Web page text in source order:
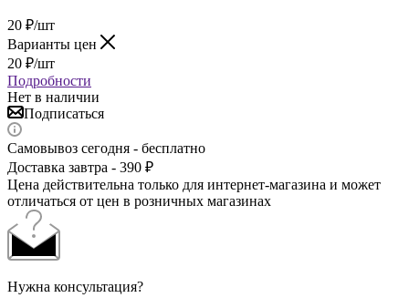
20 ₽/шт
Варианты цен
20 ₽/шт
Подробности
Нет в наличии
Подписаться
Самовывоз сегодня - бесплатно
Доставка завтра - 390 ₽
Цена действительна только для интернет-магазина и может
отличаться от цен в розничных магазинах
Нужна консультация?